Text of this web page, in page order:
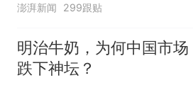
澎湃新闻 299跟贴
明治牛奶，为何中国市场
跌下神坛？